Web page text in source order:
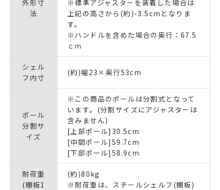
外形寸
法
※標準アジャスターを装着した場合は
上記の高さから(約)-3.5cmとなりま
す。
※ハンドルを含めた場合の奥行：67.5
ｃｍ
シェル
フ内寸
(約)幅23×奥行53cm
ポール
分割サ
イズ
※この商品のポールは分割式となって
います。(分割サイズにアジャスターは
含みません)
[上部ポール]30.5cm
[中間ポール]59.7cm
[下部ポール]58.9cm
耐荷重
(棚板1
(約)80kg
※耐荷重は、スチールシェルフ(棚板)